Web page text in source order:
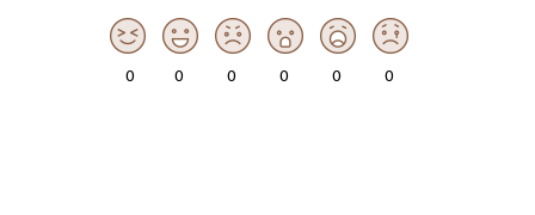
0 0 0 0 0 0